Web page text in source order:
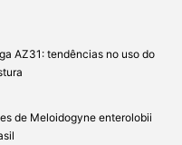
AZ31: tendências no uso do
de Meloidogyne enterolobii